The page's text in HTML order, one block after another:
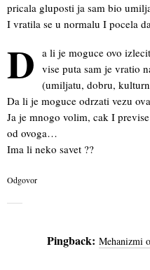
pricala gluposti ja sam bio
I vratila se u normalu I pocela
D a li je moguce ovo
vise puta sam je vratio
(umiljatu, dobru,
Da li je moguce odrzati vezu
Ja je mnogo volim, cak I
od ovoga…
Ima li neko savet ??
Odgovor
Pingback: Mehanizmi